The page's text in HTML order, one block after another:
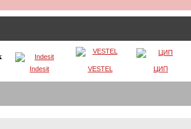
Indesit VESTEL ЦИП